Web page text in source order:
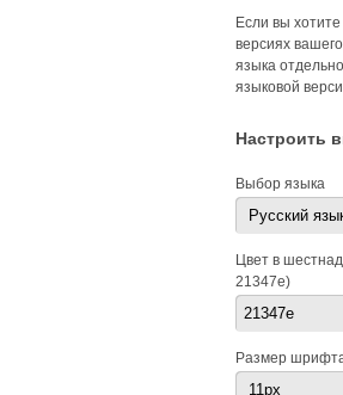
Если вы
версиях
языка
языковой
Настроить
Выбор языка
Цвет в
21347e)
Размер